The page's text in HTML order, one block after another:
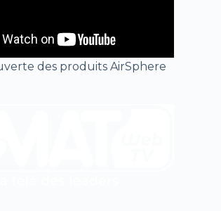
des produits AirSphere